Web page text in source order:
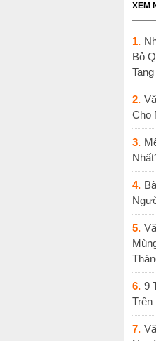
XEM
1.
Bỏ
Tang
2.
Cho
3.
4.
5.
6. 9
Trên
7.